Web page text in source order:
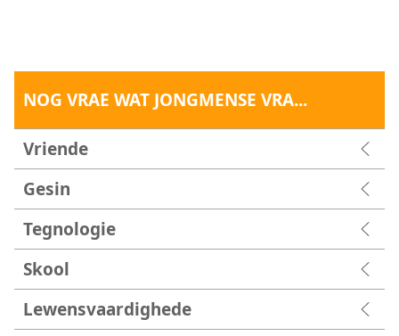
NOG VRAE WAT JONGMENSE VRA...
Vriende
Gesin
Tegnologie
Skool
Lewensvaardighede